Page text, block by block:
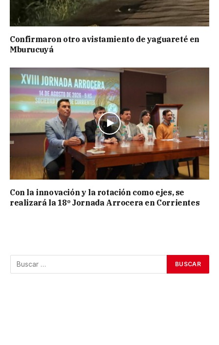
Confirmaron otro avistamiento de yaguareté en
Mburucuyá
Con la innovación y la rotación como ejes, se
realizará la 18º Jornada Arrocera en Corrientes